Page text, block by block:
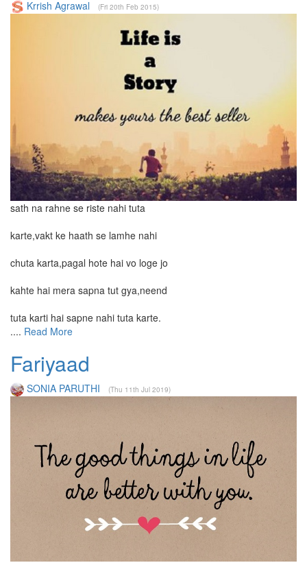
Krrish Agrawal (Fri 20th Feb 2015)
sath na rahne se riste nahi tuta
karte,vakt ke haath se lamhe nahi
chuta karta,pagal hote hai vo loge jo
kahte hai mera sapna tut gya,neend
tuta karti hai sapne nahi tuta karte.
.... Read More
Fariyaad
SONIA PARUTHI (Thu 11th Jul 2019)